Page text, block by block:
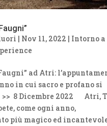
| Nov 11, 2022 | Intorno a
ad Atri:
in cui sacro e profano si
8 Dicembre 2022 Atri,
come ogni anno,
più magico ed